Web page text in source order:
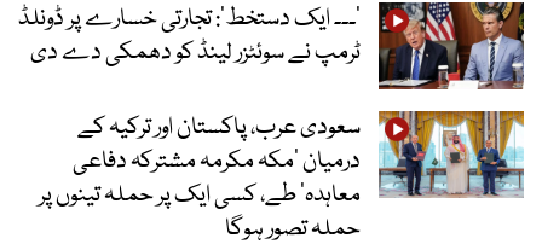
’۔۔۔ ایک دستخط‘: تجارتی خسارے پر ڈونلڈ
ٹرمپ نے سوئٹزر لینڈ کو دھمکی دے دی
سعودی عرب، پاکستان اور ترکیہ کے
درمیان ’مکہ مکرمہ مشترکہ دفاعی
معاہدہ‘ طے، کسی ایک پر حملہ تینوں پر
حملہ تصور ہوگا